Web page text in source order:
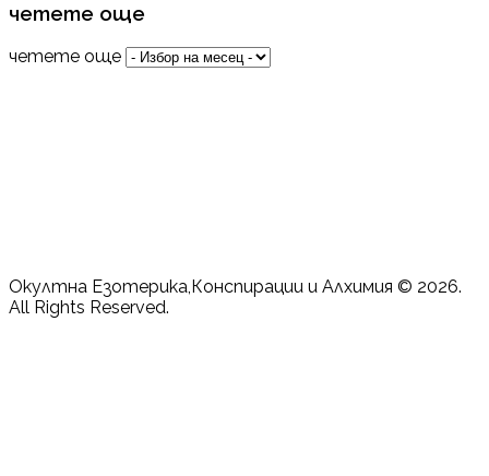
четете още
четете още
Окултна Езотерика,Конспирации и Алхимия © 2026.
All Rights Reserved.